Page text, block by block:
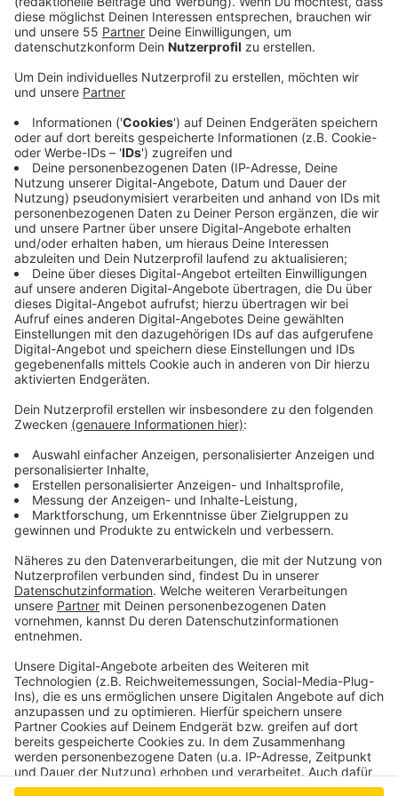
Anzeige
Anzeige
alltägliche Wege klimafreundlich mit dem Fahrrad
zurückzulegen. Im vergangenen Jahr kamen so
kreisweit mehr als 1,5 Millionen Kilometer zusammen,
600.000 weniger als im Jahr zuvor.
Eine Teilnahme ist jederzeit möglich. Man kann sich
über die App registrieren oder über die Homepage
(siehe Links unten).
In unserem Nachbarkreis Wesel wurden beim
Stadtradeln in diesem Jahr wieder die Zwei-Millionen-
Marke geknackt. Der Klimaschutzwettbewerb ging
dort bereits am vergangenen Samstag zu Ende.
Nachmeldungen sind noch möglich.
Weitere Informationen zum Stadtradeln gibt es hier.
Weitere Informationen zum Schulradeln gibt es hier.
Anzeige
Anzeige